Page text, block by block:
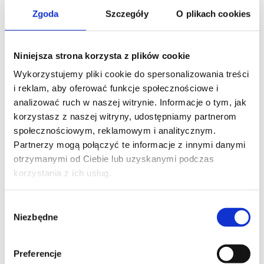
Zgoda Szczegóły O plikach cookies
Niniejsza strona korzysta z plików cookie
Wykorzystujemy pliki cookie do spersonalizowania treści
i reklam, aby oferować funkcje społecznościowe i
analizować ruch w naszej witrynie. Informacje o tym, jak
korzystasz z naszej witryny, udostępniamy partnerom
społecznościowym, reklamowym i analitycznym.
Partnerzy mogą połączyć te informacje z innymi danymi
otrzymanymi od Ciebie lub uzyskanymi podczas
korzystania z ich usług.
zgody
Niezbędne
Preferencje
Pana Piotra!
konkretnego instrumentu to jego
posłuchanie.
W prezentacji nowej paczki sampli
organowych wykorzystano utwór Fantasie
No. 3 op. 157 Camille'a Saint-Saënsa,
wykonany przez Christiana Brembecka.
Nagranie pozwala usłyszeć zarówno
możliwości brzmieniowe instrumentu, ale
także akustykę kościoła St. Margaret w
Monachium.